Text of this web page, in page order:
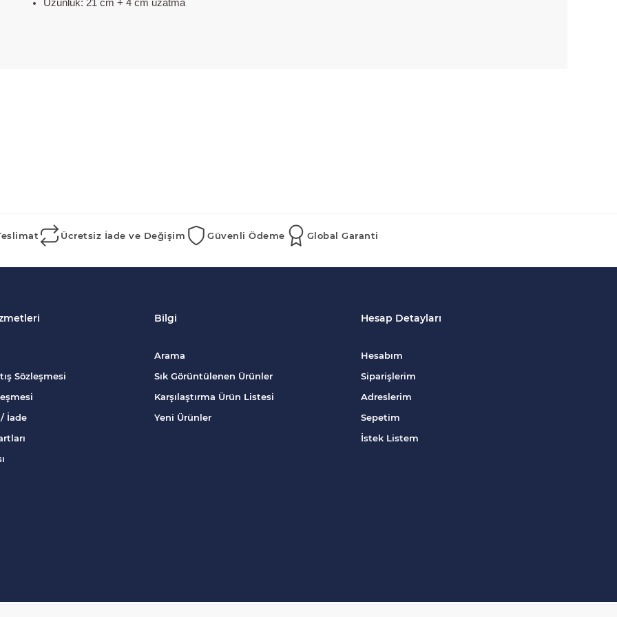
Uzunluk: 21 cm + 4 cm uzatma
Ücretsiz İade ve Değişim Güvenli Ödeme Global Garanti
Sözleşmesi
İade
Bilgi
Arama
Sık Görüntülenen Ürünler
Karşılaştırma Ürün Listesi
Yeni Ürünler
Hesap Detayları
Hesabım
Siparişlerim
Adreslerim
Sepetim
İstek Listem